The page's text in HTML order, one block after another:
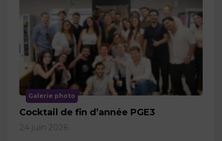
Galerie photo
Cocktail de fin d’année PGE3
24 juin 2026